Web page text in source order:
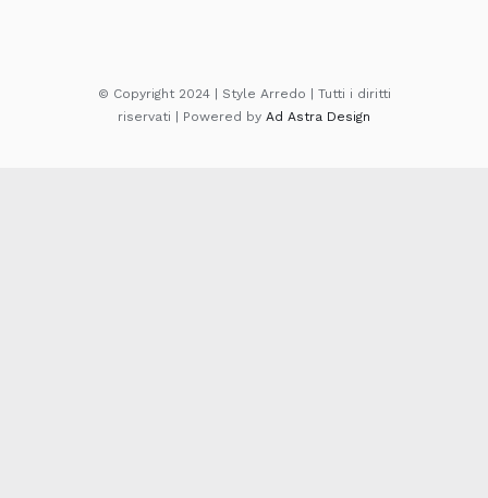
© Copyright 2024 | Style Arredo | Tutti i diritti
riservati | Powered by Ad Astra Design